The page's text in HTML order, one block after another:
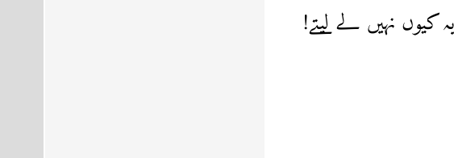
نہیں لے لیتے!